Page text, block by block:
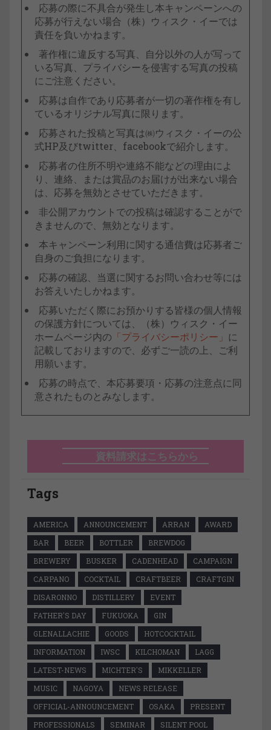
応募の際に不具合が発生し本キャンペーンへの
応募が行えない場合（株）ウィスク・イーでは
責任を負いかねます。
著作権に違反する写真、自分以外の人が写って
いる写真、プライバシーを侵害する写真の投稿
にご注意ください。
応募は自作であり応募者が一切の著作権を有し
ているオリジナル写真に限ります。
応募された投稿と写真は㈱ウィスク・イーの公
式HP及びtwitter、facebookで紹介します。
応募者の住所不明や連絡不能などの理由によ
り、連絡、または賞品のお届けが出来ない場合
は、応募を無効とさせていただきます。
非公開アカウントでの投稿は確認することがで
きませんので、無効となります。
本キャンペーン利用に関する通信費は応募者ご
自身のご負担になります。
応募の確認、当選に関するお問い合わせ等には
お答えいたしかねます。
応募いただく際にお預かりする皆様の個人情報
の保護方針については、（株）ウィスク・イー
ホームページ内の 「プライバシーポリシー」 に
記載しておりますので、必ずご一読の上、ご利
用願います。
応募の時点で、本応募要項・応募の注意点に同
意されたものとみなします。
資料請求はこちらから
Tags
AMERICA ANNOUNCEMENT ARRAN
AWARD
BAR
BEER BOTTLER
BREWDOG
BREWERY
BUSKER CADENHEAD
CAMPAIGN
CARPANO
COCKTAIL CRAFTBEER
CRAFTGIN
DISARONNO
DISTILLERY
EVENT
FATHER'S DAY
FUKUOKA
GIN
GLENALLACHIE
GOODS
HOTCOCKTAIL
INFORMATION
IWSC KILCHOMAN
LAGG
LATEST-NEWS
MICHTER'S
MIKKELLER
MUSIC
NAGOYA
NEWS RELEASE
OFFICIAL-ANNOUNCEMENT
OSAKA
PRESENT
PROFESSIONALS
SEMINAR
SILENT POOL